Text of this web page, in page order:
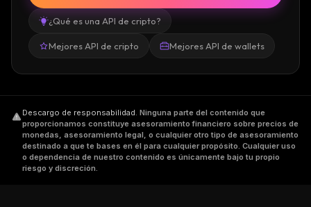
¿Qué es una API de cripto?
Mejores API de cripto Mejores API de wallets
Descargo de responsabilidad. Ninguna parte del contenido que
proporcionamos constituye asesoramiento financiero sobre precios de
monedas, asesoramiento legal, o cualquier otro tipo de asesoramiento
destinado a que te bases en él para cualquier propósito. Cualquier uso
o dependencia de nuestro contenido es únicamente bajo tu propio
riesgo y discreción.